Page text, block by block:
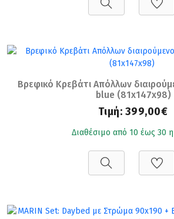
Βρεφικό Κρεβάτι Απόλλων
blue (81x147x98)
Τιμή: 399,00€
Διαθέσιμο από 10 έως 30